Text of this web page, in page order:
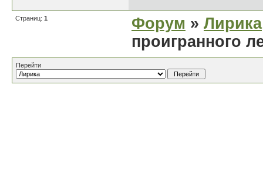
Страниц: 1 Форум » Лирика
проигранного
Перейти